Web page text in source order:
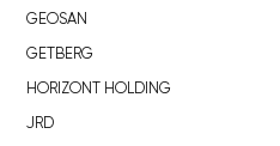
GEOSAN
GETBERG
HORIZONT HOLDING
JRD